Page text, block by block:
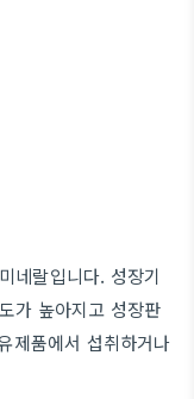
네랄입니다. 성장기
가 높아지고 성장판
제품에서 섭취하거나